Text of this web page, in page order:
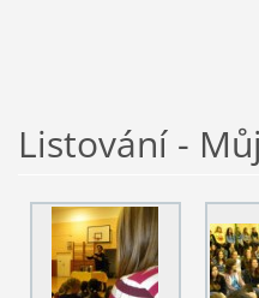
Listování -